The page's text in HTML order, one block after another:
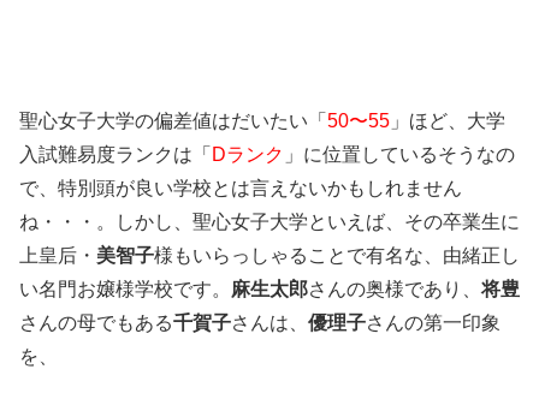
聖心女子大学の偏差値はだいたい「 50〜55 」ほど、大学
入試難易度ランクは「 Dランク 」に位置しているそうなの
で、特別頭が良い学校とは言えないかもしれません
ね・・・。しかし、聖心女子大学といえば、その卒業生に
上皇后・ 美智子様もいらっしゃることで有名な、由緒正し
い名門お嬢様学校です。 麻生太郎さんの奥様であり、将豊
さんの母でもある千賀子さんは、 優理子さんの第一印象
を、